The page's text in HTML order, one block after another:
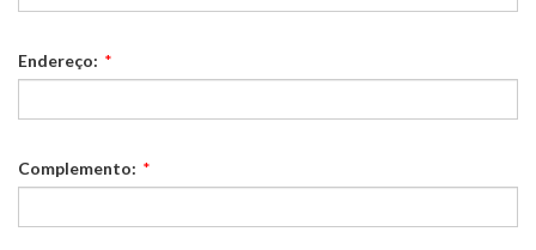
Endereço: *
Complemento: *